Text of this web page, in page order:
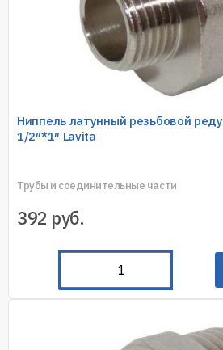
Ниппель латунный резьбовой
1/2″*1″ Lavita
Трубы и соединительные части
392 руб.